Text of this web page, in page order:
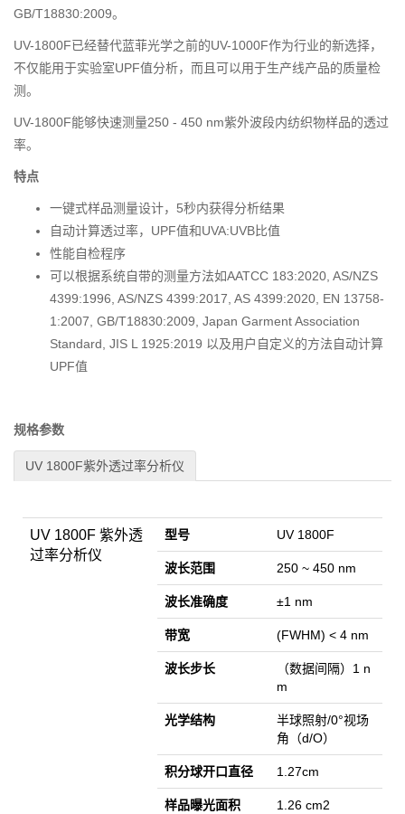
GB/T18830:2009。
UV-1800F已经替代蓝菲光学之前的UV-1000F作为行业的新选择，
不仅能用于实验室UPF值分析，而且可以用于生产线产品的质量检
测。
UV-1800F能够快速测量250 - 450 nm紫外波段内纺织物样品的透过
率。
特点
一键式样品测量设计，5秒内获得分析结果
自动计算透过率，UPF值和UVA:UVB比值
性能自检程序
可以根据系统自带的测量方法如AATCC 183:2020, AS/NZS
4399:1996, AS/NZS 4399:2017, AS 4399:2020, EN 13758-
1:2007, GB/T18830:2009, Japan Garment Association
Standard, JIS L 1925:2019 以及用户自定义的方法自动计算
UPF值
规格参数
UV 1800F紫外透过率分析仪
UV 1800F 紫外透
过率分析仪
型号 UV 1800F
波长范围 250 ~ 450 nm
波长准确度 ±1 nm
带宽 (FWHM) < 4 nm
波长步长
（数据间隔）1 n
m
光学结构
半球照射/0°视场
角（d/O）
积分球开口直径 1.27cm
样品曝光面积 1.26 cm2